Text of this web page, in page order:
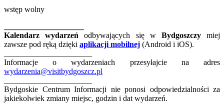
wstęp wolny
Kalendarz wydarzeń odbywających się w Bydgoszczymiej
zawsze pod ręką dzięki aplikacji mobilnej (Android i iOS).
Informacje o wydarzeniach przesyłajcie na adres
wydarzenia@visitbydgoszcz.pl
Bydgoskie Centrum Informacji nie ponosi odpowiedzialności za
jakiekolwiek zmiany miejsc, godzin i dat wydarzeń.